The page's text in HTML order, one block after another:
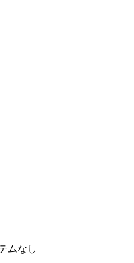
ムなし